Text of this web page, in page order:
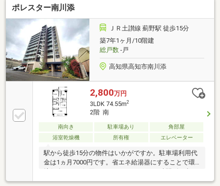
りバス停まで徒歩約５分。高知ICからも近くアクセス
も良いです♪場所は一宮中学校から南西に100m、15階
建てマンションの4階部分となります。気になること
などございましたら、お気軽に高知ライフ不動産まで
お問い合わせください(^^)
ポレスター南川添
ＪＲ土讃線 薊野駅 徒歩15分
築7年1ヶ月/10階建
総戸数-戸
高知県高知市南川添
2,800万円
3LDK 74.55m2
2階 南
南向き 駐車場あり
角部屋
浴室乾燥機
所有権 エレベーター
駅から徒歩15分の物件はいかがですか。駐車場利用代
金は1ヵ月7000円です。省エネ給湯器にすることで環
可能であれば、指定日以外でゴミを出せないストレス